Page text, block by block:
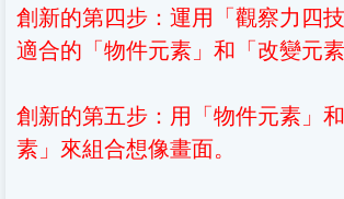
創新的第四步：運用「觀察力四
適合的「物件元素」和「改變元素
創新的第五步：用「物件元素」
素」來組合想像畫面。